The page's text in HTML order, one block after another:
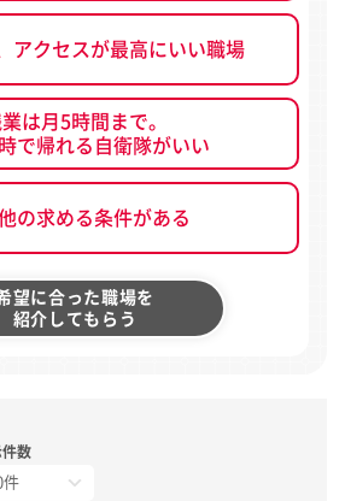
アクセスが最高にいい職場
は月5時間まで。
で帰れる自衛隊がいい
の求める条件がある
望に合った職場を
紹介してもらう
件数